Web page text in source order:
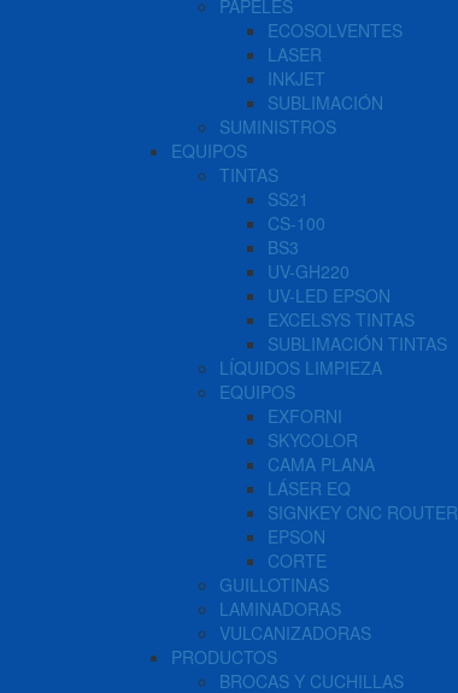
PAPELES
ECOSOLVENTES
LASER
INKJET
SUBLIMACIÓN
SUMINISTROS
EQUIPOS
TINTAS
SS21
CS-100
BS3
UV-GH220
UV-LED EPSON
EXCELSYS TINTAS
SUBLIMACIÓN TINTAS
LÍQUIDOS LIMPIEZA
EQUIPOS
EXFORNI
SKYCOLOR
CAMA PLANA
LÁSER EQ
SIGNKEY CNC ROUTER
EPSON
CORTE
GUILLOTINAS
LAMINADORAS
VULCANIZADORAS
PRODUCTOS
BROCAS Y CUCHILLAS